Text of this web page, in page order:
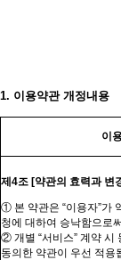
1. 이용약관 개정내용
이
제4조 [약관의 효력과 변
① 본 약관은 “이용자”가
청에 대하여 승낙함으로
② 개별 “서비스” 계약 시
동의한 약관이 우선 적용